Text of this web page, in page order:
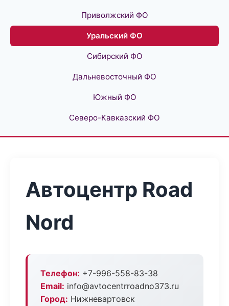
Приволжский ФО
Уральский ФО
Сибирский ФО
Дальневосточный ФО
Южный ФО
Северо-Кавказский ФО
Автоцентр Road
Nord
Телефон: +7-996-558-83-38
Email: info@avtocentrroadno373.ru
Город: Нижневартовск